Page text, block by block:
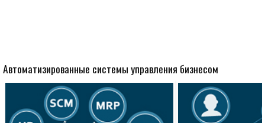
Автоматизированные системы управления бизнесом